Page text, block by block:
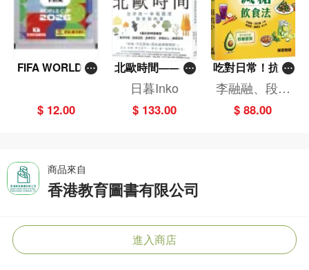
FIFA WORLD C
包）
$ 12.00
北歐時間——世
界第一幸福國度
教會我的事
日暮Inko
$ 133.00
吃對日常！抗炎
減糖飲食法
李融融、段佳
麗,黃梨煜、顧
凱辰
$ 88.00
商品來自
香港教育圖書有限公司
進入商店